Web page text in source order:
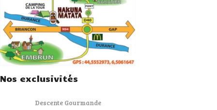
Nos exclusivités
Descente Gourmande